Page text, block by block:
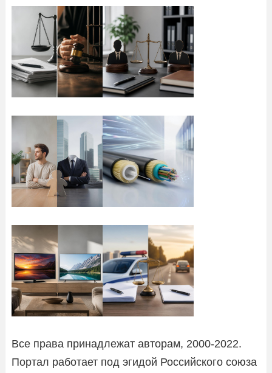
Все права принадлежат авторам, 2000-2022.
Портал работает под эгидой Российского союза